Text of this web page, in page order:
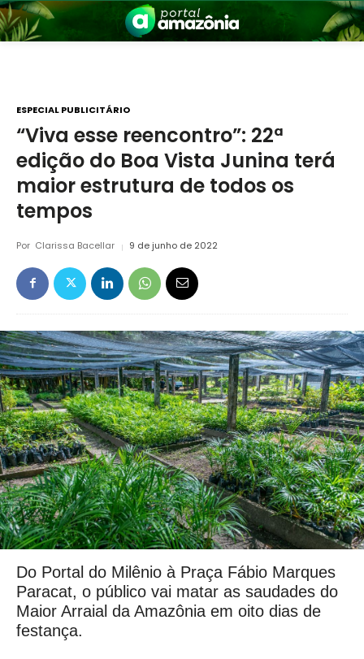
Amazônia
ESPECIAL PUBLICITÁRIO
“Viva esse reencontro”: 22ª
edição do Boa Vista Junina terá
maior estrutura de todos os
tempos
Por Clarissa Bacellar 9 de junho de 2022
Do Portal do Milênio à Praça Fábio Marques
Paracat, o público vai matar as saudades do
Maior Arraial da Amazônia em oito dias de
festança.